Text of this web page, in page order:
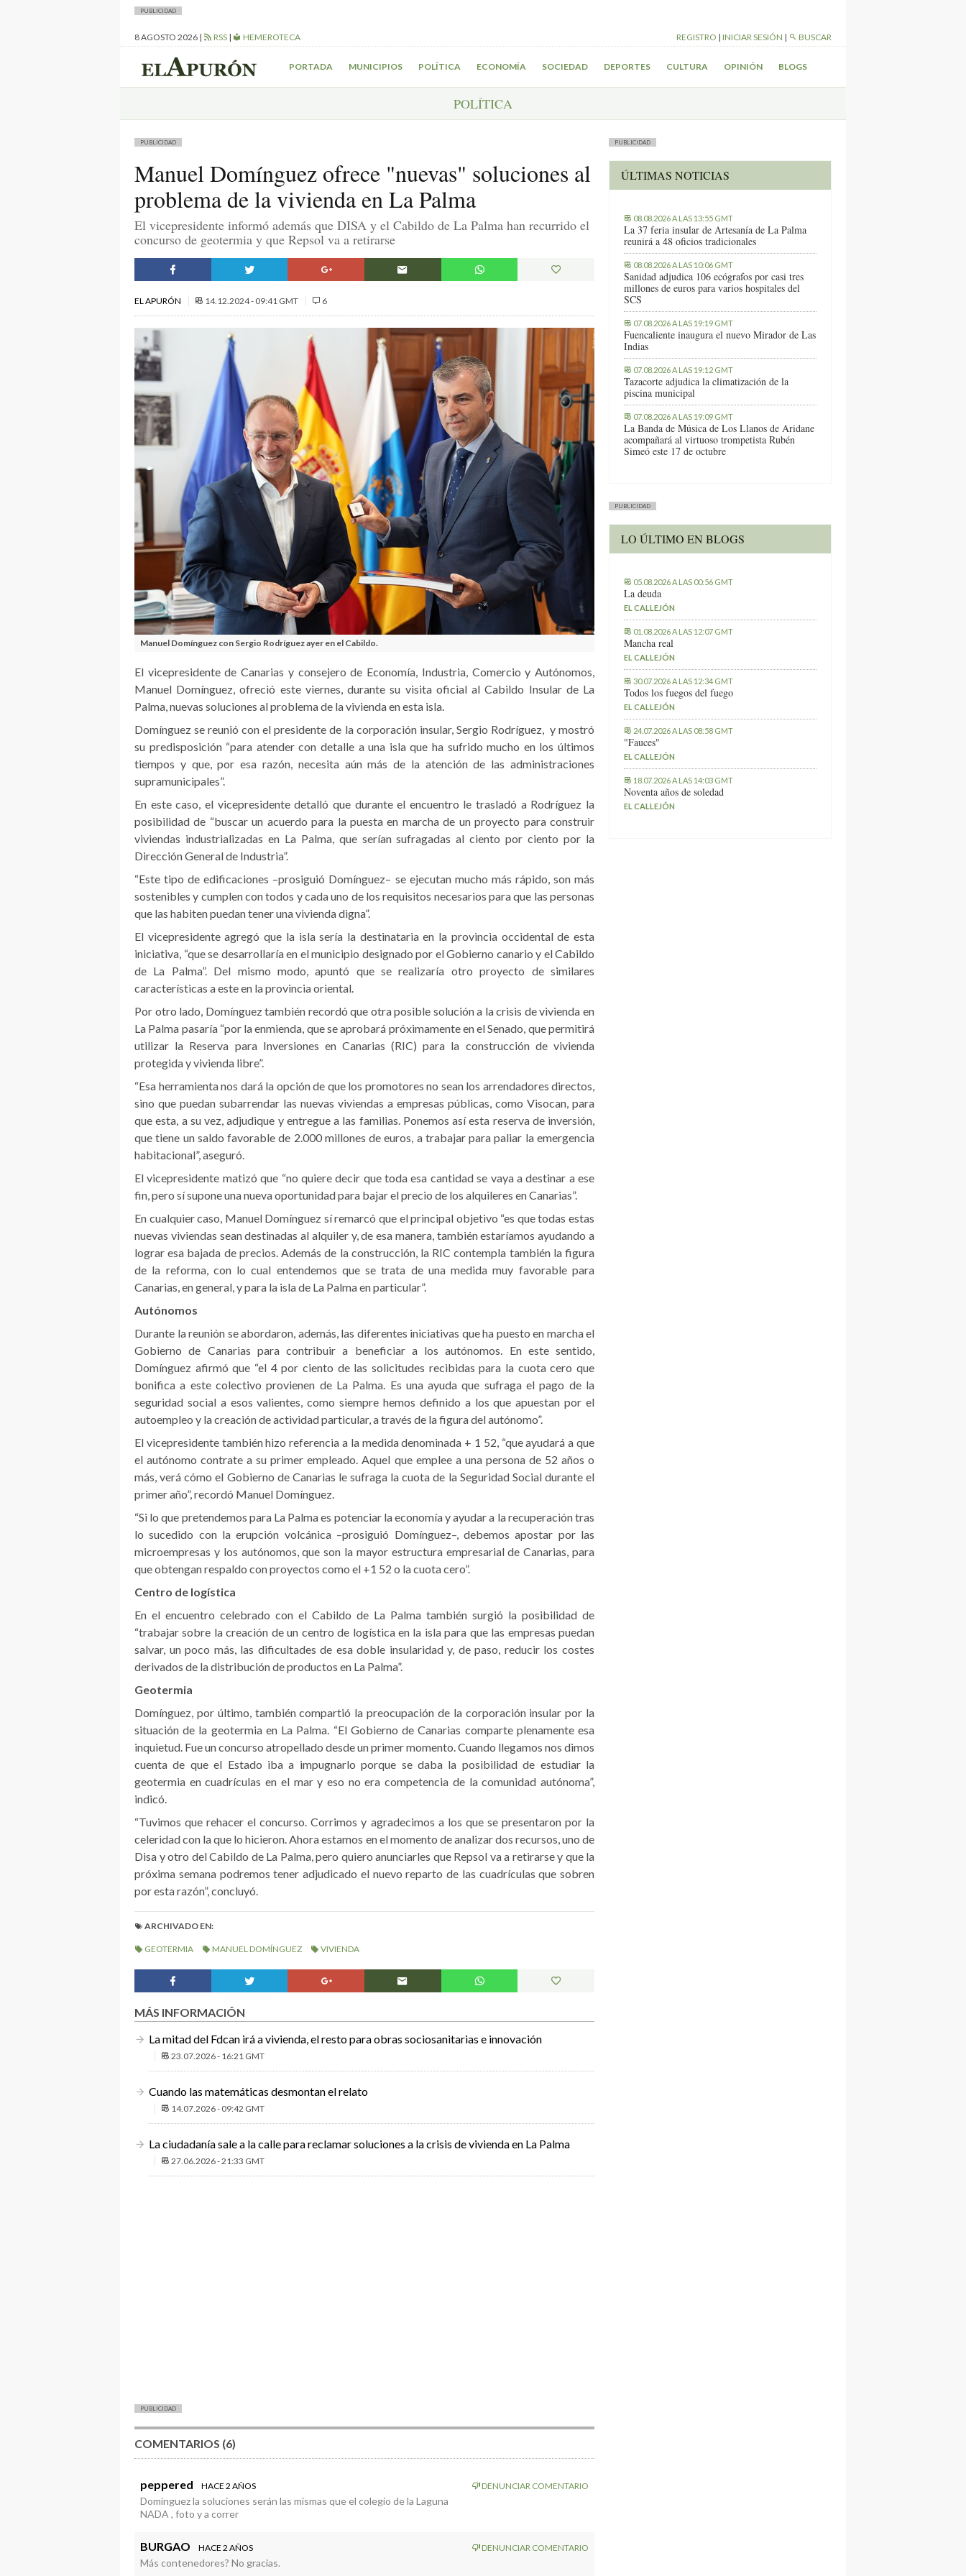
PUBLICIDAD
8 AGOSTO 2026 | RSS | HEMEROTECA REGISTRO | INICIAR SESIÓN | BUSCAR
PORTADA MUNICIPIOS POLÍTICA ECONOMÍA SOCIEDAD DEPORTES CULTURA OPINIÓN BLOGS
POLÍTICA
PUBLICIDAD
Manuel Domínguez ofrece "nuevas" soluciones al
problema de la vivienda en La Palma
El vicepresidente informó además que DISA y el Cabildo de La Palma han recurrido el
concurso de geotermia y que Repsol va a retirarse
EL APURÓN 14.12.2024 - 09:41 GMT 6
Manuel Domínguez con Sergio Rodríguez ayer en el Cabildo.
El vicepresidente de Canarias y consejero de Economía, Industria, Comercio y Autónomos,
Manuel Domínguez, ofreció este viernes, durante su visita oficial al Cabildo Insular de La
Palma, nuevas soluciones al problema de la vivienda en esta isla.
Domínguez se reunió con el presidente de la corporación insular, Sergio Rodríguez, y mostró
su predisposición “para atender con detalle a una isla que ha sufrido mucho en los últimos
tiempos y que, por esa razón, necesita aún más de la atención de las administraciones
supramunicipales”.
En este caso, el vicepresidente detalló que durante el encuentro le trasladó a Rodríguez la
posibilidad de “buscar un acuerdo para la puesta en marcha de un proyecto para construir
viviendas industrializadas en La Palma, que serían sufragadas al ciento por ciento por la
Dirección General de Industria”.
“Este tipo de edificaciones –prosiguió Domínguez– se ejecutan mucho más rápido, son más
sostenibles y cumplen con todos y cada uno de los requisitos necesarios para que las personas
que las habiten puedan tener una vivienda digna”.
El vicepresidente agregó que la isla sería la destinataria en la provincia occidental de esta
iniciativa, “que se desarrollaría en el municipio designado por el Gobierno canario y el Cabildo
de La Palma”. Del mismo modo, apuntó que se realizaría otro proyecto de similares
características a este en la provincia oriental.
Por otro lado, Domínguez también recordó que otra posible solución a la crisis de vivienda en
La Palma pasaría “por la enmienda, que se aprobará próximamente en el Senado, que permitirá
utilizar la Reserva para Inversiones en Canarias (RIC) para la construcción de vivienda
protegida y vivienda libre”.
“Esa herramienta nos dará la opción de que los promotores no sean los arrendadores directos,
sino que puedan subarrendar las nuevas viviendas a empresas públicas, como Visocan, para
que esta, a su vez, adjudique y entregue a las familias. Ponemos así esta reserva de inversión,
que tiene un saldo favorable de 2.000 millones de euros, a trabajar para paliar la emergencia
habitacional”, aseguró.
El vicepresidente matizó que “no quiere decir que toda esa cantidad se vaya a destinar a ese
fin, pero sí supone una nueva oportunidad para bajar el precio de los alquileres en Canarias”.
En cualquier caso, Manuel Domínguez sí remarcó que el principal objetivo “es que todas estas
nuevas viviendas sean destinadas al alquiler y, de esa manera, también estaríamos ayudando a
lograr esa bajada de precios. Además de la construcción, la RIC contempla también la figura
de la reforma, con lo cual entendemos que se trata de una medida muy favorable para
Canarias, en general, y para la isla de La Palma en particular”.
Autónomos
Durante la reunión se abordaron, además, las diferentes iniciativas que ha puesto en marcha el
Gobierno de Canarias para contribuir a beneficiar a los autónomos. En este sentido,
Domínguez afirmó que “el 4 por ciento de las solicitudes recibidas para la cuota cero que
bonifica a este colectivo provienen de La Palma. Es una ayuda que sufraga el pago de la
seguridad social a esos valientes, como siempre hemos definido a los que apuestan por el
autoempleo y la creación de actividad particular, a través de la figura del autónomo”.
El vicepresidente también hizo referencia a la medida denominada + 1 52, “que ayudará a que
el autónomo contrate a su primer empleado. Aquel que emplee a una persona de 52 años o
más, verá cómo el Gobierno de Canarias le sufraga la cuota de la Seguridad Social durante el
primer año”, recordó Manuel Domínguez.
“Si lo que pretendemos para La Palma es potenciar la economía y ayudar a la recuperación tras
lo sucedido con la erupción volcánica –prosiguió Domínguez–, debemos apostar por las
microempresas y los autónomos, que son la mayor estructura empresarial de Canarias, para
que obtengan respaldo con proyectos como el +1 52 o la cuota cero”.
Centro de logística
En el encuentro celebrado con el Cabildo de La Palma también surgió la posibilidad de
“trabajar sobre la creación de un centro de logística en la isla para que las empresas puedan
salvar, un poco más, las dificultades de esa doble insularidad y, de paso, reducir los costes
derivados de la distribución de productos en La Palma”.
Geotermia
Domínguez, por último, también compartió la preocupación de la corporación insular por la
situación de la geotermia en La Palma. “El Gobierno de Canarias comparte plenamente esa
inquietud. Fue un concurso atropellado desde un primer momento. Cuando llegamos nos dimos
cuenta de que el Estado iba a impugnarlo porque se daba la posibilidad de estudiar la
geotermia en cuadrículas en el mar y eso no era competencia de la comunidad autónoma”,
indicó.
“Tuvimos que rehacer el concurso. Corrimos y agradecimos a los que se presentaron por la
celeridad con la que lo hicieron. Ahora estamos en el momento de analizar dos recursos, uno de
Disa y otro del Cabildo de La Palma, pero quiero anunciarles que Repsol va a retirarse y que la
próxima semana podremos tener adjudicado el nuevo reparto de las cuadrículas que sobren
por esta razón”, concluyó.
ARCHIVADO EN:
GEOTERMIA MANUEL DOMÍNGUEZ VIVIENDA
MÁS INFORMACIÓN
La mitad del Fdcan irá a vivienda, el resto para obras sociosanitarias e innovación
23.07.2026 - 16:21 GMT
Cuando las matemáticas desmontan el relato
14.07.2026 - 09:42 GMT
La ciudadanía sale a la calle para reclamar soluciones a la crisis de vivienda en La Palma
27.06.2026 - 21:33 GMT
PUBLICIDAD
COMENTARIOS (6)
peppered HACE 2 AÑOS DENUNCIAR COMENTARIO
Dominguez la soluciones serán las mismas que el colegio de la Laguna
NADA , foto y a correr
BURGAO HACE 2 AÑOS DENUNCIAR COMENTARIO
Más contenedores? No gracias.
PUBLICIDAD
ÚLTIMAS NOTICIAS
08.08.2026 A LAS 13:55 GMT
La 37 feria insular de Artesanía de La Palma
reunirá a 48 oficios tradicionales
08.08.2026 A LAS 10:06 GMT
Sanidad adjudica 106 ecógrafos por casi tres
millones de euros para varios hospitales del
SCS
07.08.2026 A LAS 19:19 GMT
Fuencaliente inaugura el nuevo Mirador de Las
Indias
07.08.2026 A LAS 19:12 GMT
Tazacorte adjudica la climatización de la
piscina municipal
07.08.2026 A LAS 19:09 GMT
La Banda de Música de Los Llanos de Aridane
acompañará al virtuoso trompetista Rubén
Simeó este 17 de octubre
PUBLICIDAD
LO ÚLTIMO EN BLOGS
05.08.2026 A LAS 00:56 GMT
La deuda
EL CALLEJÓN
01.08.2026 A LAS 12:07 GMT
Mancha real
EL CALLEJÓN
30.07.2026 A LAS 12:34 GMT
Todos los fuegos del fuego
EL CALLEJÓN
24.07.2026 A LAS 08:58 GMT
"Fauces"
EL CALLEJÓN
18.07.2026 A LAS 14:03 GMT
Noventa años de soledad
EL CALLEJÓN